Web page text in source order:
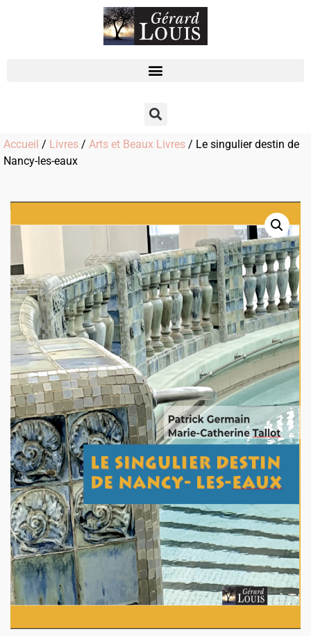
Accueil / Livres / Arts et Beaux Livres / Le singulier destin de
Nancy-les-eaux